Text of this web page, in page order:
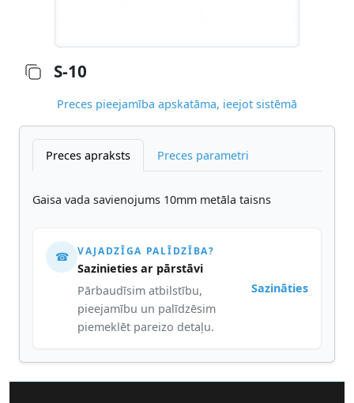
S-10
Preces pieejamība apskatāma, ieejot sistēmā
Preces apraksts Preces parametri
Gaisa vada savienojums 10mm metāla taisns
☎ VAJADZĪGA PALĪDZĪBA?
Sazinieties ar pārstāvi
Pārbaudīsim atbilstību,
pieejamību un palīdzēsim
piemeklēt pareizo detaļu.
Sazināties